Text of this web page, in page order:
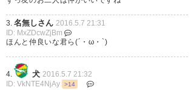
3. 名無しさん 2016.5.7 21:31
ID: MxZDcwZjBm
ほんと仲良いな君ら(´・ω・`)
4. 犬 2016.5.7 21:32
ID: VkNTE4NjAy
>14